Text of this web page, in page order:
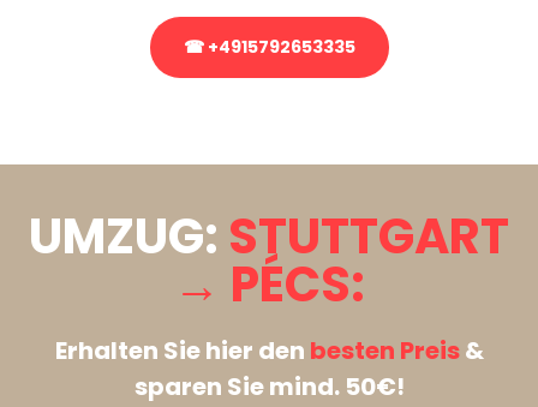
☎ +4915792653335
UMZUG: STUTTGART
→ PÉCS:
Erhalten Sie hier den besten Preis&
sparen Sie mind. 50€!